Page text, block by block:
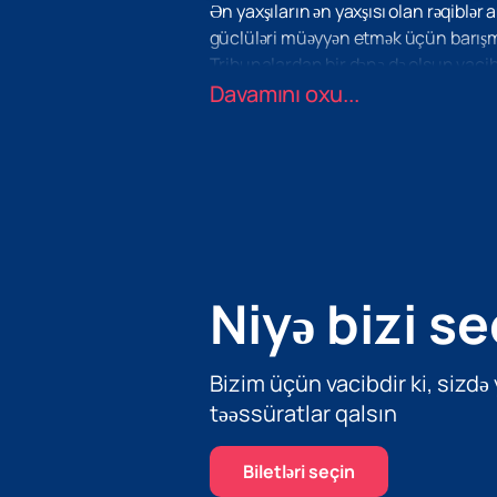
Ən yaxşıların ən yaxşısı olan
güclüləri müəyyən etmək üçün
Tribunalardan bir dənə də olsun vacib
“Dalğa Arena”da baş verən hər
Davamını oxu...
Niyə bizi
Bizim üçün vacibdir ki, sizdə
təəssüratlar qalsın
Biletləri seçin